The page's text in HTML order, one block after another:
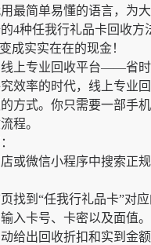
最简单易懂的语言，为
4种任我行礼品卡回收方
成实实在在的现金！
专业回收平台——省时
率的时代，线上专业回
方式。你只需要一部手
程。
微信小程序中搜索正规
到“任我行礼品卡”对应
卡号、卡密以及面值。
出回收折扣和实到金额